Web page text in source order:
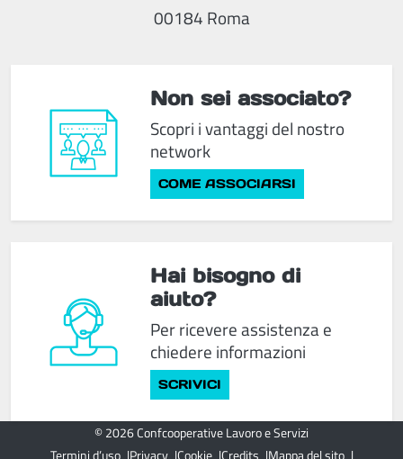
Non sei associato?
Scopri i vantaggi del nostro
network
COME ASSOCIARSI
00184 Roma
Hai bisogno di
aiuto?
Per ricevere assistenza e
chiedere informazioni
SCRIVICI
© 2026 Confcooperative Lavoro e Servizi